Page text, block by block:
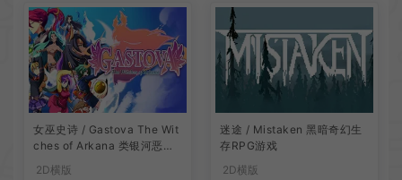
女巫史诗 / Gastova The Wit
ches of Arkana 类银河恶魔
2D横版
迷途 / Mistaken 黑暗奇幻生
存RPG游戏
2D横版